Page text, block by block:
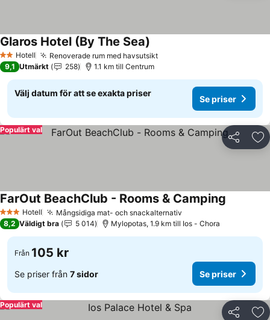
2 Stjärnor
Hotell Renoverade rum med havsutsiktSe priser
Glaros Hotel (By The Sea)
9,1 Utmärkt 258 1.1 km till Centrum
Välj datum för att se exakta priser
Se priser
Dela
Populärt val
3 StjärnorHotell Mångsidiga mat- och snackalternativ
FarOut BeachClub - Rooms & Camping
8,2 Väldigt bra 5 014 Mylopotas, 1.9 km till Ios - Chora
Från 105 kr
Se priser från 7 sidor Se priser
Dela
Populärt val